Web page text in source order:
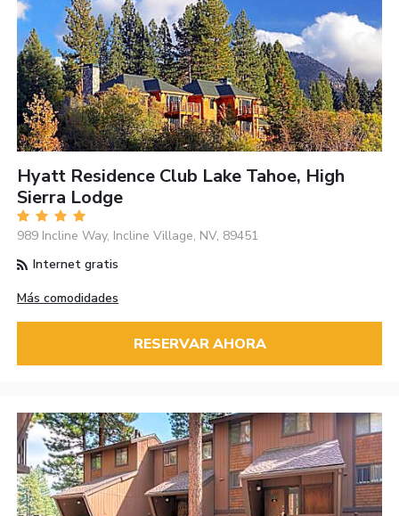
Hyatt Residence Club Lake Tahoe, High
Sierra Lodge
989 Incline Way, Incline Village, NV, 89451
Internet gratis
Más comodidades
RESERVAR AHORA